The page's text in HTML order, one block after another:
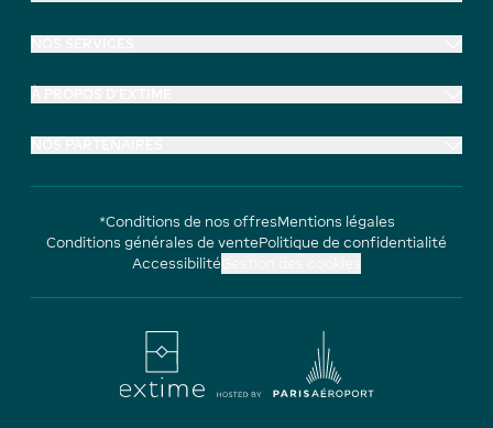
*Conditions de nos offresMentions légales
Conditions générales de ventePolitique de confidentialité
Accessibilité